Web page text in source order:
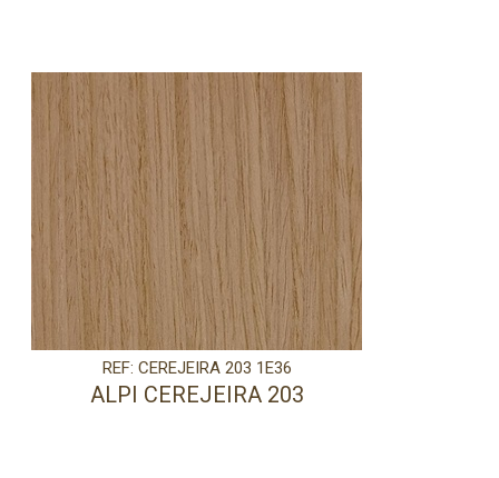
REF: CEREJEIRA 203 1E36
ALPI CEREJEIRA 203